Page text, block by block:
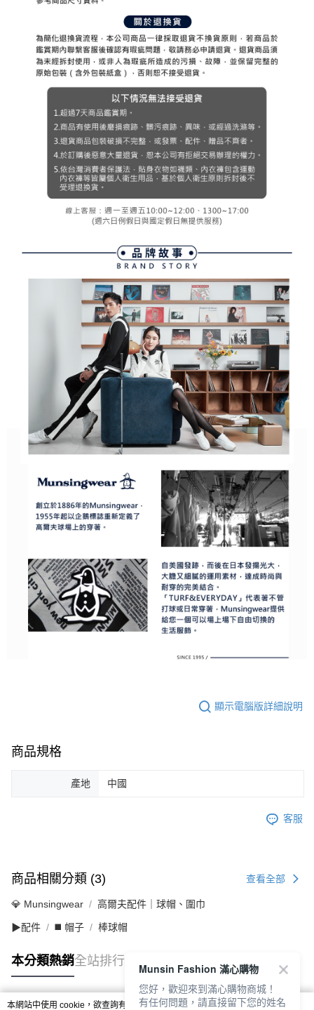
顯示電腦版詳細說明
商品規格
產地 中國
客服
商品相關分類 (3) 查看全部
💎 Munsingwear 高爾夫配件｜球帽、圍巾
▶配件 ◼️ 帽子 棒球帽
本分類熱銷全站排行
本網站中使用 cookie，欲查詢有關本網站使用 cookie 方式之詳情，及若您不希
Munsin Fashion 滿心購物
您好，歡迎來到滿心購物商城！
有任何問題，請直接留下您的姓名